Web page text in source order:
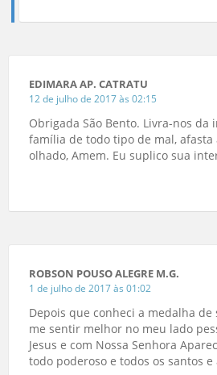
EDIMARA AP. CATRATU
12 de julho de 2017 às 02:15
Obrigada São Bento. Livra-nos da
família de todo tipo de mal, afasta
olhado, Amem. Eu suplico sua
ROBSON POUSO ALEGRE M.G.
1 de julho de 2017 às 01:02
Depois que conheci a medalha de
me sentir melhor no meu lado
Jesus e com Nossa Senhora
todo poderoso e todos os santos e